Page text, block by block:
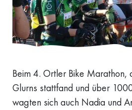
Beim 4. Ortler Bike Marathon,
Glurns stattfand und über
wagten sich auch Nadia und